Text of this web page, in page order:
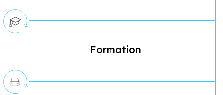
Formation